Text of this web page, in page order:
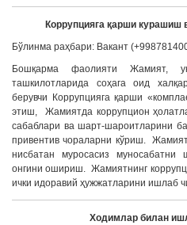
Коррупцияга қарши
Бўлинма раҳбари: Вакант
Бошқарма фаолияти Жамият,
ташкилотларида соҳага оид
берувчи Коррупцияга қарши
этиш, Жамиятда коррупцион
сабаблари ва шарт-шароитларини
привентив чораларни кўриш.
нисбатан муросасиз муносабатни
онгини ошириш. Жамиятнинг
ички идоравий ҳужжатларини ишлаб
Ходимлар билан